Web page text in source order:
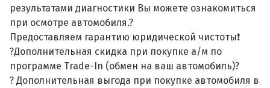
результатами диагностики Вы можете ознакомиться
при осмотре автомобиля.?
Предоставляем гарантию юридической чистоты❗
?Дополнительная скидка при покупке а/м по
программе Trade-In (обмен на ваш автомобиль)?
? Дополнительная выгода при покупке автомобиля в